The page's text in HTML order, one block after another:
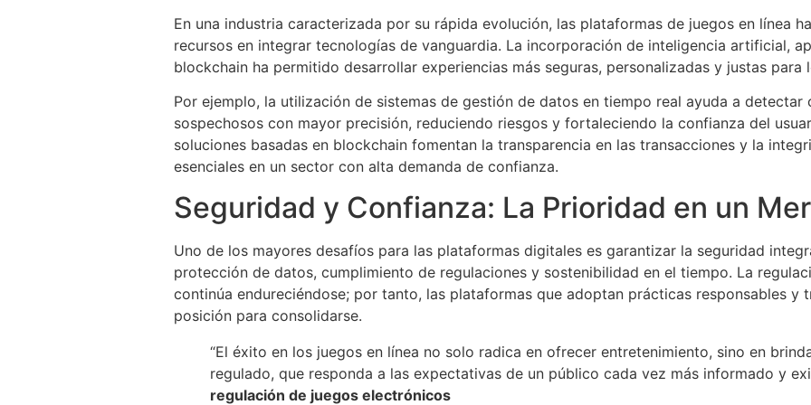
En una industria caracterizada por su rápida evolución, las plataformas de juegos en línea
recursos en integrar tecnologías de vanguardia. La incorporación de inteligencia artificial,
blockchain ha permitido desarrollar experiencias más seguras, personalizadas y justas para
Por ejemplo, la utilización de sistemas de gestión de datos en tiempo real ayuda a
sospechosos con mayor precisión, reduciendo riesgos y fortaleciendo la confianza del
soluciones basadas en blockchain fomentan la transparencia en las transacciones y la
esenciales en un sector con alta demanda de confianza.
Seguridad y Confianza: La Prioridad en un
Uno de los mayores desafíos para las plataformas digitales es garantizar la seguridad
protección de datos, cumplimiento de regulaciones y sostenibilidad en el tiempo. La
continúa endureciéndose; por tanto, las plataformas que adoptan prácticas responsables y
posición para consolidarse.
“El éxito en los juegos en línea no solo radica en ofrecer entretenimiento, sino en
regulado, que responda a las expectativas de un público cada vez más informado y
regulación de juegos electrónicos